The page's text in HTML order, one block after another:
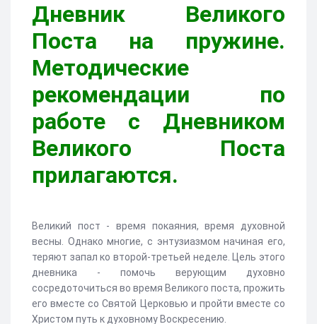
Дневник Великого
Поста на пружине.
Методические
рекомендации по
работе с Дневником
Великого Поста
прилагаются.
Великий пост - время покаяния, время духовной
весны. Однако многие, с энтузиазмом начиная его,
теряют запал ко второй-третьей неделе. Цель этого
дневника - помочь верующим духовно
сосредоточиться во время Великого поста, прожить
его вместе со Святой Церковью и пройти вместе со
Христом путь к духовному Воскресению.